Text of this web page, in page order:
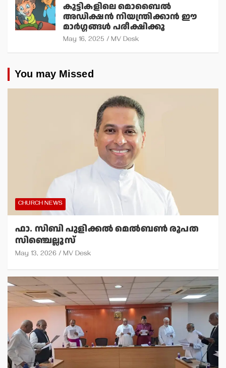
കുട്ടികളിലെ മൊബൈല്‍
അഡിക്ഷന്‍ നിയന്ത്രിക്കാന്‍ ഈ
മാര്‍ഗ്ഗങ്ങള്‍ പരീക്ഷിക്കൂ
May 16, 2025 MV Desk
You may Missed
CHURCH NEWS
ഫാ. സിബി പുളിക്കല്‍ മെല്‍ബണ്‍ രൂപത
സിഞ്ചെല്ലൂസ്
May 13, 2026 MV Desk